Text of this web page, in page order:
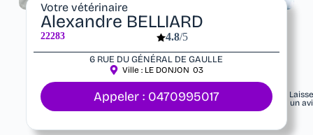
Votre vétérinaire
Alexandre BELLIARD
22283 4.8/5
6 RUE DU GÉNÉRAL DE GAULLE
Ville : LE DONJON 03
Appeler : 0470995017
un